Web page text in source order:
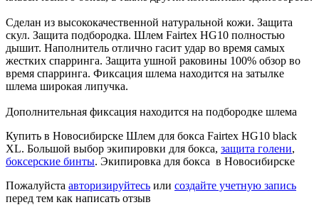
Сделан из высококачественной натуральной кожи. Защита
скул. Защита подбородка. Шлем Fairtex HG10 полностью
дышит. Наполнитель отлично гасит удар во время самых
жестких спарринга. Защита ушной раковины 100% обзор во
время спарринга. Фиксация шлема находится на затылке
шлема широкая липучка.
Дополнительная фиксация находится на подбородке шлема
Купить в Новосибирске Шлем для бокса Fairtex HG10 black
XL. Большой выбор экипировки для бокса, защита голени,
боксерские бинты. Экипировка для бокса в Новосибирске
Пожалуйста авторизируйтесь или создайте учетную запись
перед тем как написать отзыв